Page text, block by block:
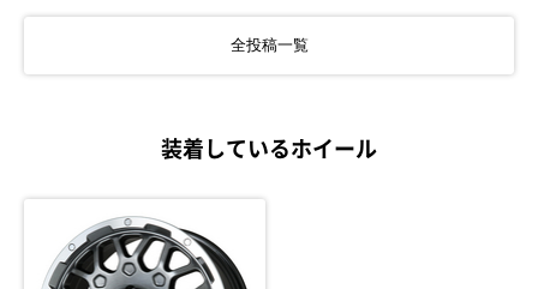
全投稿一覧
装着しているホイール